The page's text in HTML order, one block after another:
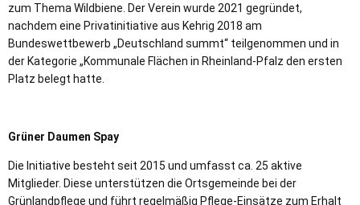
zum Thema Wildbiene. Der Verein wurde 2021 gegründet,
nachdem eine Privatinitiative aus Kehrig 2018 am
Bundeswettbewerb „Deutschland summt“ teilgenommen und in
der Kategorie „Kommunale Flächen in Rheinland-Pfalz den ersten
Platz belegt hatte.
Grüner Daumen Spay
Die Initiative besteht seit 2015 und umfasst ca. 25 aktive
Mitglieder. Diese unterstützen die Ortsgemeinde bei der
Grünlandpflege und führt regelmäßig Pflege-Einsätze zum Erhalt